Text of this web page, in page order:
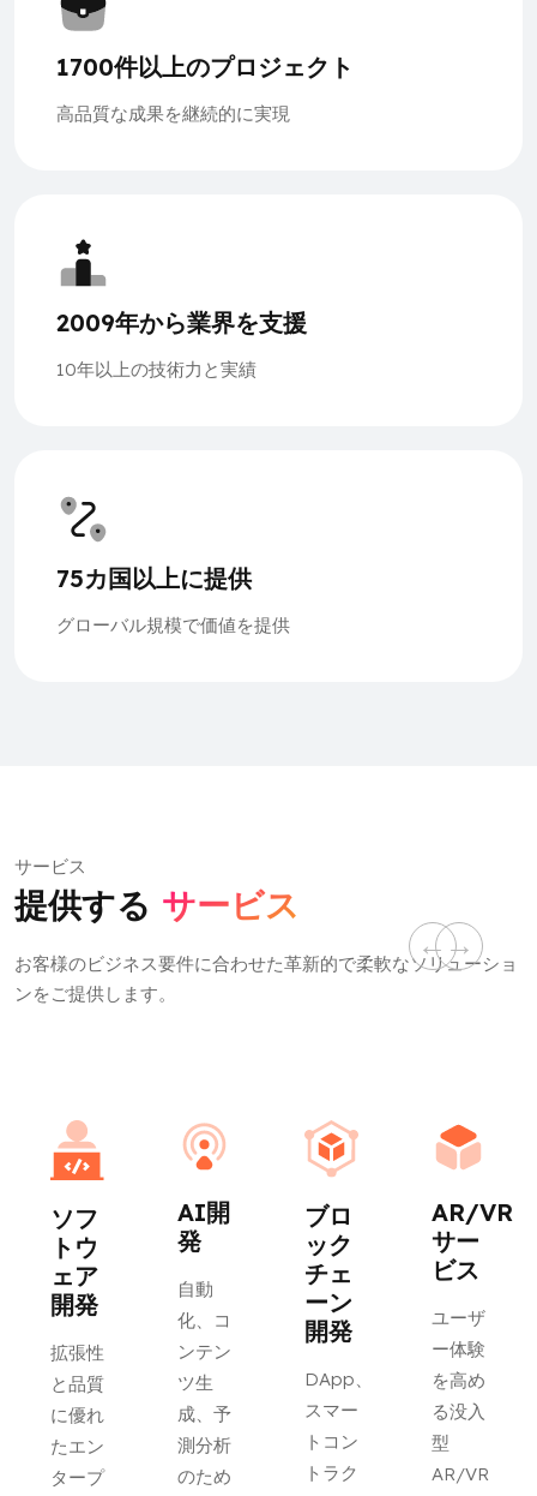
1700件以上のプロジェクト
高品質な成果を継続的に実現
2009年から業界を支援
10年以上の技術力と実績
75カ国以上に提供
グローバル規模で価値を提供
サービス
提供する サービス
お客様のビジネス要件に合わせた革新的で柔軟なソリューショ
ンをご提供します。
ソフ
トウ
ェア
開発
拡張性
と品質
に優れ
たエン
タープ
AI開
発
自動
化、コ
ンテン
ツ生
成、予
測分析
のため
ブロ
ック
チェ
ーン
開発
DApp、
スマー
トコン
トラク
AR/VR
サー
ビス
ユーザ
ー体験
を高め
る没入
型
AR/VR